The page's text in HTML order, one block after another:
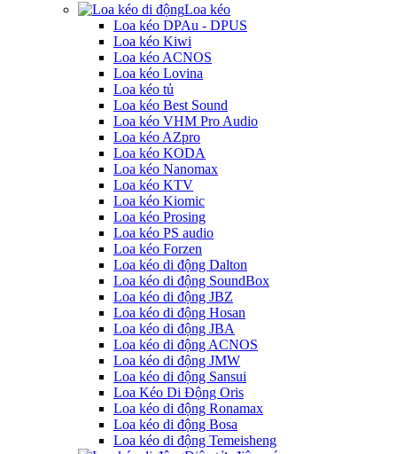
Loa kéo
Loa kéo DPAu - DPUS
Loa kéo Kiwi
Loa kéo ACNOS
Loa kéo Lovina
Loa kéo tủ
Loa kéo Best Sound
Loa kéo VHM Pro Audio
Loa kéo AZpro
Loa kéo KODA
Loa kéo Nanomax
Loa kéo KTV
Loa kéo Kiomic
Loa kéo Prosing
Loa kéo PS audio
Loa kéo Forzen
Loa kéo di động Dalton
Loa kéo di động SoundBox
Loa kéo di động JBZ
Loa kéo di động Hosan
Loa kéo di động JBA
Loa kéo di động ACNOS
Loa kéo di động JMW
Loa kéo di động Sansui
Loa Kéo Di Động Oris
Loa kéo di động Ronamax
Loa kéo di động Bosa
Loa kéo di động Temeisheng